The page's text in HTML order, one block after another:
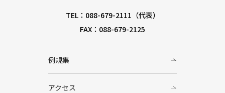
TEL：088-679-2111（代表）
FAX：088-679-2125
例規集
アクセス